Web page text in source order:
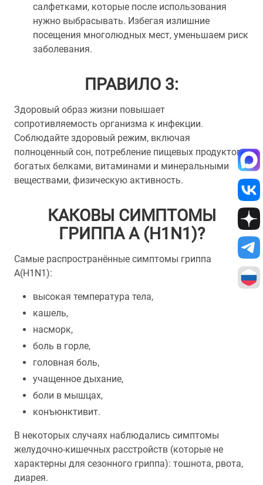
салфетками, которые после использования
нужно выбрасывать. Избегая излишние
посещения многолюдных мест, уменьшаем риск
заболевания.
ПРАВИЛО 3:
Здоровый образ жизни повышает
сопротивляемость организма к инфекции.
Соблюдайте здоровый режим, включая
полноценный сон, потребление пищевых продуктов
богатых белками, витаминами и минеральными
веществами, физическую активность.
КАКОВЫ СИМПТОМЫ
ГРИППА А (H1N1)?
Самые распространённые симптомы гриппа
А(Н1N1):
высокая температура тела,
кашель,
насморк,
боль в горле,
головная боль,
учащенное дыхание,
боли в мышцах,
конъюнктивит.
В некоторых случаях наблюдались симптомы
желудочно-кишечных расстройств (которые не
характерны для сезонного гриппа): тошнота, рвота,
диарея.